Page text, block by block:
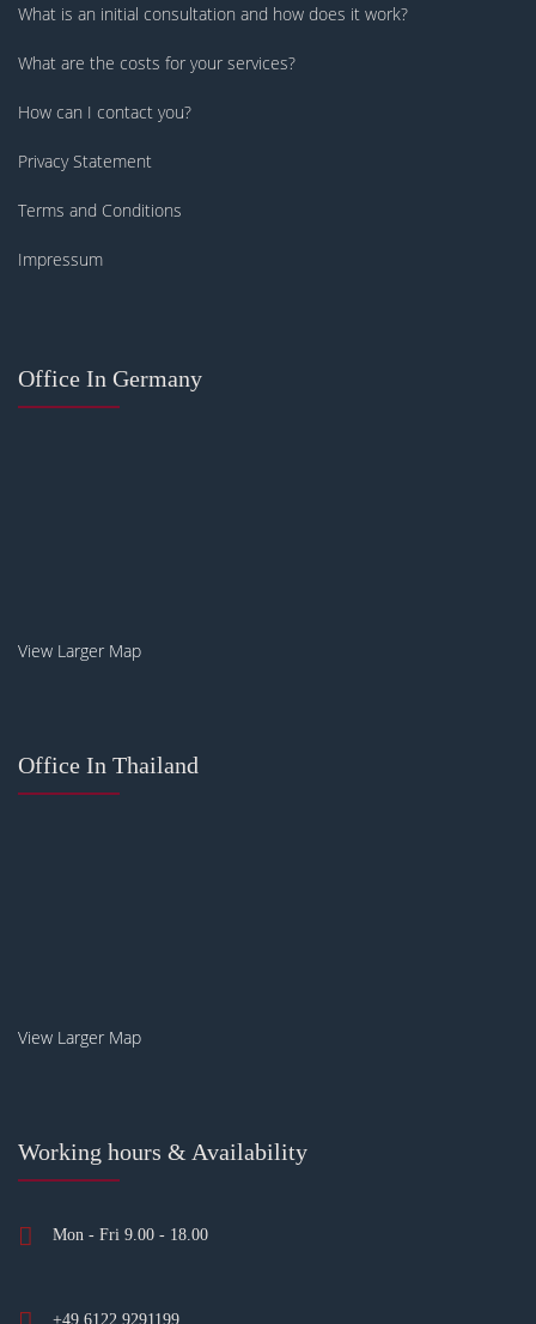
What is an initial consultation and how does it work?
What are the costs for your services?
How can I contact you?
Privacy Statement
Terms and Conditions
Impressum
Office In Germany
View Larger Map
Office In Thailand
View Larger Map
Working hours & Availability
Mon - Fri 9.00 - 18.00
+49 6122 9291199